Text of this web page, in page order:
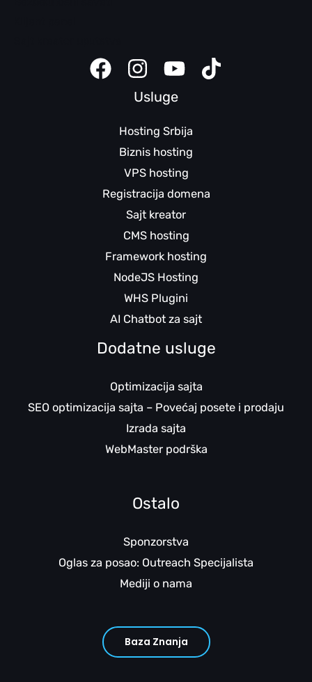
Usluge
Hosting Srbija
Biznis hosting
VPS hosting
Registracija domena
Sajt kreator
CMS hosting
Framework hosting
NodeJS Hosting
WHS Plugini
AI Chatbot za sajt
Dodatne usluge
Optimizacija sajta
SEO optimizacija sajta – Povećaj posete i prodaju
Izrada sajta
WebMaster podrška
Ostalo
Sponzorstva
Oglas za posao: Outreach Specijalista
Mediji o nama
Baza Znanja